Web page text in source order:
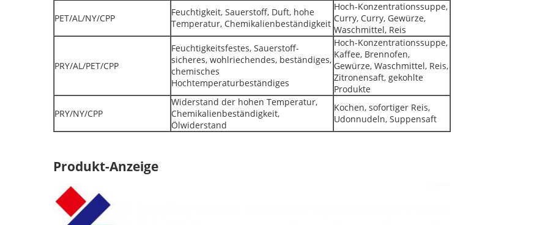
PET/AL/NY/CPP
Feuchtigkeit, Sauerstoff, Duft, hohe
Temperatur, Chemikalienbeständigkeit
Hoch-Konzentrationssuppe,
Curry, Curry, Gewürze,
Waschmittel, Reis
PRY/AL/PET/CPP
Feuchtigkeitsfestes, Sauerstoff-
sicheres, wohlriechendes, beständiges,
chemisches
Hochtemperaturbeständiges
Hoch-Konzentrationssuppe,
Kaffee, Brennofen,
Gewürze, Waschmittel, Reis,
Zitronensaft, gekohlte
Produkte
PRY/NY/CPP
Widerstand der hohen Temperatur,
Chemikalienbeständigkeit,
Ölwiderstand
Kochen, sofortiger Reis,
Udonnudeln, Suppensaft
Produkt-Anzeige